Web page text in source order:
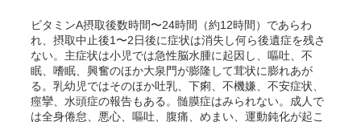
ビタミンA摂取後数時間〜24時間（約12時間）であらわ
れ、摂取中止後1〜2日後に症状は消失し何ら後遺症を残さ
ない。主症状は小児では急性脳水腫に起因し、嘔吐、不
眠、嗜眠、興奮のほか大泉門が膨隆して茸状に膨れあが
る。乳幼児ではそのほか吐乳、下痢、不機嫌、不安症状、
痙攣、水頭症の報告もある。髄膜症はみられない。成人で
は全身倦怠、悪心、嘔吐、腹痛、めまい、運動鈍化が起こ